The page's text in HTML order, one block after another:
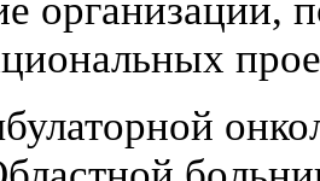
организации,